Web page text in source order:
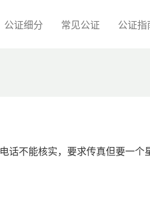
公证细分 常见公证 公证指
话不能核实，要求传真但要一个